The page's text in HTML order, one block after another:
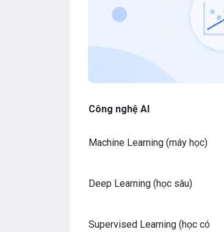
Công nghệ AI
Machine Learning (máy học)
Deep Learning (học sâu)
Supervised Learning (học có